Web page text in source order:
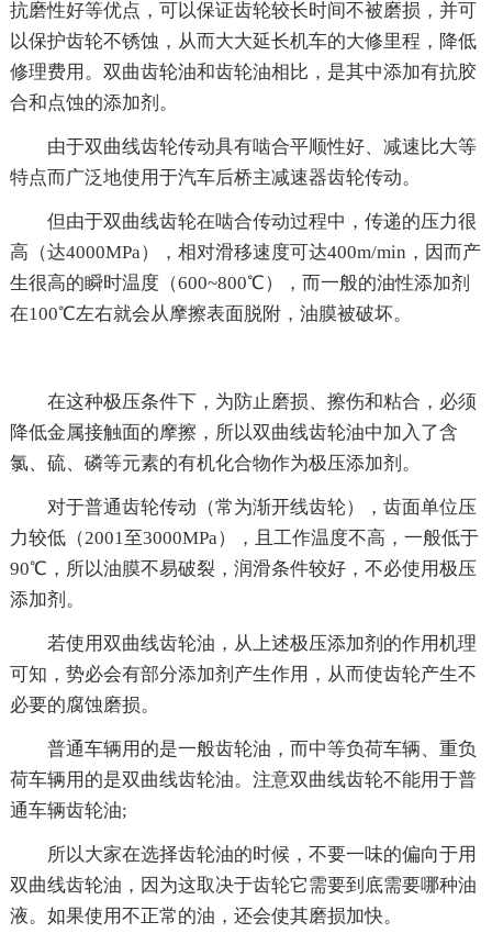
抗磨性好等优点，可以保证齿轮较长时间不被磨损，并可
以保护齿轮不锈蚀，从而大大延长机车的大修里程，降低
修理费用。双曲齿轮油和齿轮油相比，是其中添加有抗胶
合和点蚀的添加剂。
由于双曲线齿轮传动具有啮合平顺性好、减速比大等
特点而广泛地使用于汽车后桥主减速器齿轮传动。
但由于双曲线齿轮在啮合传动过程中，传递的压力很
高（达4000MPa），相对滑移速度可达400m/min，因而产
生很高的瞬时温度（600~800℃），而一般的油性添加剂
在100℃左右就会从摩擦表面脱附，油膜被破坏。
在这种极压条件下，为防止磨损、擦伤和粘合，必须
降低金属接触面的摩擦，所以双曲线齿轮油中加入了含
氯、硫、磷等元素的有机化合物作为极压添加剂。
对于普通齿轮传动（常为渐开线齿轮），齿面单位压
力较低（2001至3000MPa），且工作温度不高，一般低于
90℃，所以油膜不易破裂，润滑条件较好，不必使用极压
添加剂。
若使用双曲线齿轮油，从上述极压添加剂的作用机理
可知，势必会有部分添加剂产生作用，从而使齿轮产生不
必要的腐蚀磨损。
普通车辆用的是一般齿轮油，而中等负荷车辆、重负
荷车辆用的是双曲线齿轮油。注意双曲线齿轮不能用于普
通车辆齿轮油;
所以大家在选择齿轮油的时候，不要一味的偏向于用
双曲线齿轮油，因为这取决于齿轮它需要到底需要哪种油
液。如果使用不正常的油，还会使其磨损加快。